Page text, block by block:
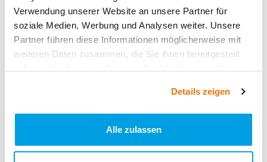
Verwendung unserer Website an unsere Partner für
soziale Medien, Werbung und Analysen weiter. Unsere
Partner führen diese Informationen möglicherweise mit
weiteren Daten zusammen, die Sie ihnen bereitgestellt
Details zeigen
Alle zulassen